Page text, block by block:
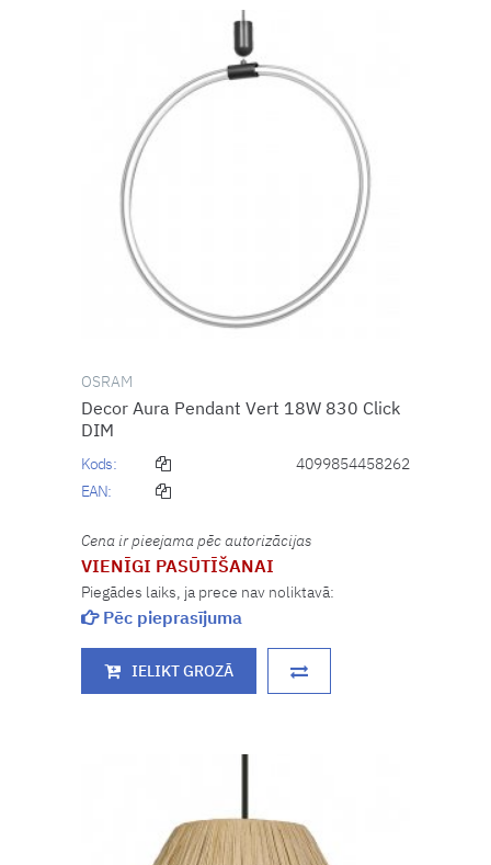
OSRAM
Decor Aura Pendant Vert 18W 830 Click
DIM
Kods:
4099854458262
EAN:
Cena ir pieejama pēc autorizācijas
VIENĪGI PASŪTĪŠANAI
Piegādes laiks, ja prece nav noliktavā:
Pēc pieprasījuma
IELIKT GROZĀ